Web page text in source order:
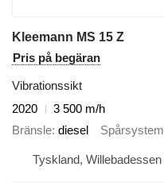
Kleemann MS 15 Z
Pris på begäran
Vibrationssikt
2020
3 500 m/h
Bränsle diesel Spårsystem
Tyskland, Willebadessen